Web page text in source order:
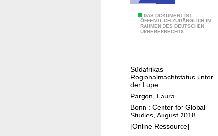
t
e
r
n
a
t
DAS DOKUMENT IST
ÖFFENTLICH ZUGÄNGLICH IM
RAHMEN DES DEUTSCHEN
URHEBERRECHTS.
M
a
k
e
r
o
Südafrikas
Regionalmachtstatus unter
der Lupe
Pargen, Laura
Bonn : Center for Global
Studies, August 2018
[Online Ressource]